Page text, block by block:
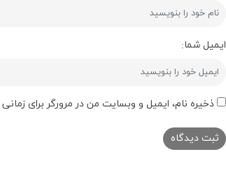
ایمیل شما:
ذخیره نام، ایمیل و وبسایت من در مرورگر برای